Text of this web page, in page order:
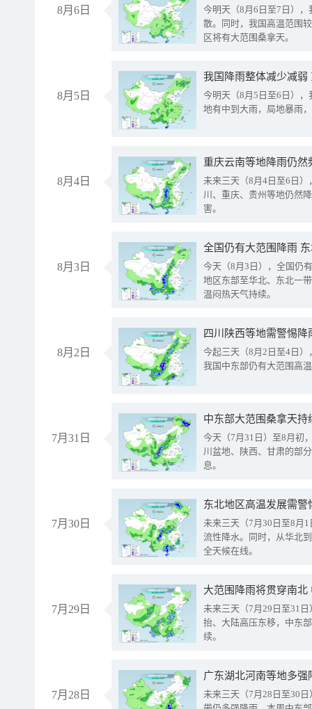
8月6日
今明天（8月6日至7日）
散。同时，我国高温范围
区将有大范围桑拿天。
8月5日
我国降雨整体减少减弱
今明天（8月5日至6日）
地有中到大雨，局地暴雨
8月4日
重庆云南等地降雨仍然
未来三天（8月4日至6日
川、重庆、贵州等地仍然
害。
8月3日
全国仍有大范围降雨
今天（8月3日），全国仍
地区东部至华北、东北一
温闷热天气持续。
8月2日
今起三天（8月2日至4日
我国中东部仍有大范围高
7月31日
中东部大范围桑拿天
今天（7月31日）至8月初
川盆地、陕西、甘肃的部
息。
7月30日
东北地区高温发展需
未来三天（7月30日至8月
流性降水。同时，从华北
全天候在线。
7月29日
大范围降雨将贯穿南
未来三天（7月29日至31
抬、大陆高压东移，中东
续。
7月28日
广东湖北河南等地多
未来三天（7月28日至30